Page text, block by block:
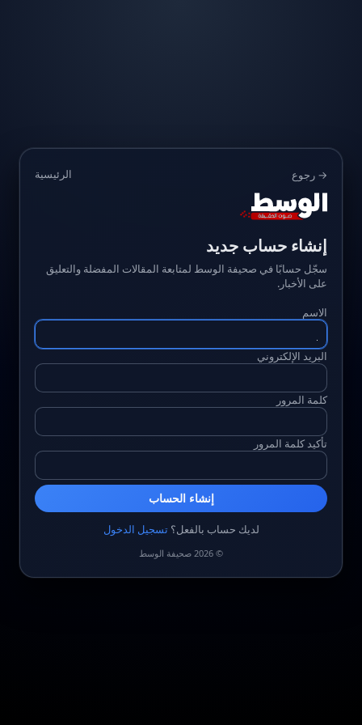
→ رجوع الرئيسية
إنشاء حساب جديد
سجّل حسابًا في صحيفة الوسط لمتابعة المقالات المفضلة والتعليق
على الأخبار.
الاسم
البريد الإلكتروني
كلمة المرور
تأكيد كلمة المرور
إنشاء الحساب
لديك حساب بالفعل؟تسجيل الدخول
© 2026 صحيفة الوسط